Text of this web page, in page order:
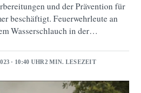
und der Prävention für
beschäftigt. Feuerwehrleute an
Wasserschlauch in der…
· 10:40 UHR2 MIN. LESEZEIT